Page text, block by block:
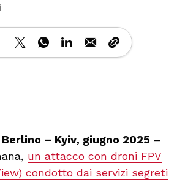
– Kyiv, giugno 2025 –
un attacco con droni FPV
condotto dai servizi segreti